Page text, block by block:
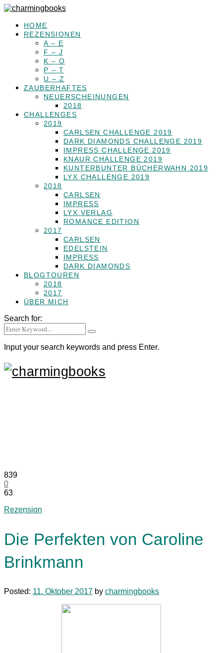
HOME
REZENSIONEN
A – E
F – J
K – O
P – T
U – Z
ZAUBERHAFTES
NEUERSCHEINUNGEN
2018
CHALLENGES
2019
CARLSEN CHALLENGE 2019
DARK DIAMONDS CHALLENGE 2019
IMPRESS CHALLENGE 2019
KNAUR CHALLENGE 2019
KUNTERBUNTER BÜCHERWAHN 2019
LYX CHALLENGE 2019
2018
CARLSEN
IMPRESS
LYX VERLAG
ROMANCE EDITION
2017
CARLSEN
EDELSTEIN
IMPRESS
DARK DIAMONDS
BLOGTOUREN
2018
2017
ÜBER MICH
Search for:
Input your search keywords and press Enter.
839
0
63
Rezension
Die Perfekten von Caroline
Brinkmann
Posted: 11. Oktober 2017 by charmingbooks